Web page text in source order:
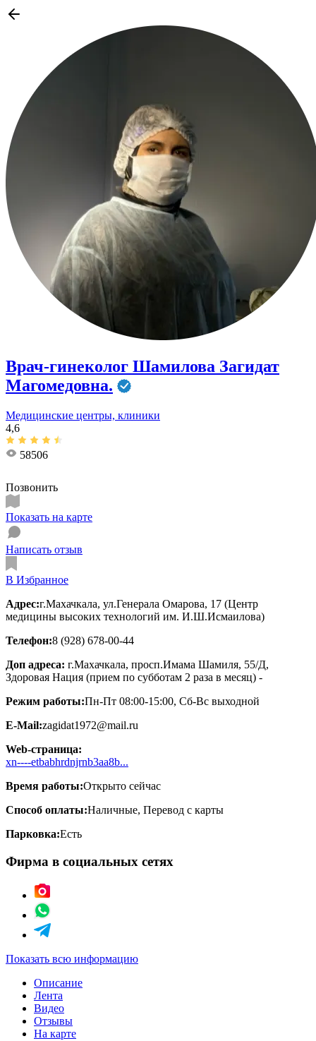
Врач-гинеколог Шамилова Загидат
Магомедовна.
Медицинские центры, клиники
4,6
58506
Позвонить
Показать на карте
Написать отзыв
В Избранное
Адрес:г.Махачкала, ул.Генерала Омарова, 17 (Центр
медицины высоких технологий им. И.Ш.Исмаилова)
Телефон:8 (928) 678-00-44
Доп адреса: г.Махачкала, просп.Имама Шамиля, 55/Д,
Здоровая Нация (прием по субботам 2 раза в месяц) -
Режим работы:Пн-Пт 08:00-15:00, Сб-Вс выходной
E-Mail:zagidat1972@mail.ru
Web-страница:
xn----etbabhrdnjrnb3aa8b...
Время работы:Открыто сейчас
Способ оплаты:Наличные, Перевод с карты
Парковка:Есть
Фирма в социальных сетях
Показать всю информацию
Описание
Лента
Видео
Отзывы
На карте